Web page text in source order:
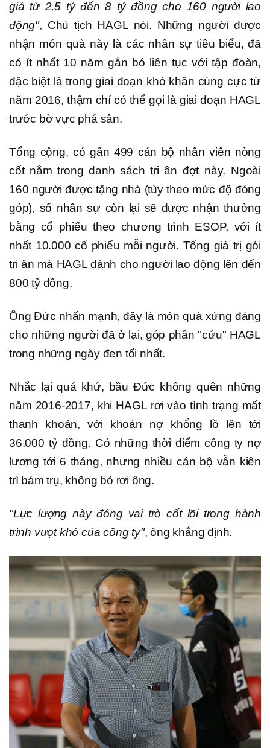
giá từ 2,5 tỷ đến 8 tỷ đồng cho 160 người lao
động", Chủ tịch HAGL nói. Những người được
nhận món quà này là các nhân sự tiêu biểu, đã
có ít nhất 10 năm gắn bó liên tục với tập đoàn,
đặc biệt là trong giai đoạn khó khăn cùng cực từ
năm 2016, thậm chí có thể gọi là giai đoạn HAGL
trước bờ vực phá sản.
Tổng cộng, có gần 499 cán bộ nhân viên nòng
cốt nằm trong danh sách tri ân đợt này. Ngoài
160 người được tặng nhà (tùy theo mức độ đóng
góp), số nhân sự còn lại sẽ được nhận thưởng
bằng cổ phiếu theo chương trình ESOP, với ít
nhất 10.000 cổ phiếu mỗi người. Tổng giá trị gói
tri ân mà HAGL dành cho người lao động lên đến
800 tỷ đồng.
Ông Đức nhấn mạnh, đây là món quà xứng đáng
cho những người đã ở lại, góp phần "cứu" HAGL
trong những ngày đen tối nhất.
Nhắc lại quá khứ, bầu Đức không quên những
năm 2016-2017, khi HAGL rơi vào tình trạng mất
thanh khoản, với khoản nợ khổng lồ lên tới
36.000 tỷ đồng. Có những thời điểm công ty nợ
lương tới 6 tháng, nhưng nhiều cán bộ vẫn kiên
trì bám trụ, không bỏ rơi ông.
"Lực lượng này đóng vai trò cốt lõi trong hành
trình vượt khó của công ty", ông khẳng định.